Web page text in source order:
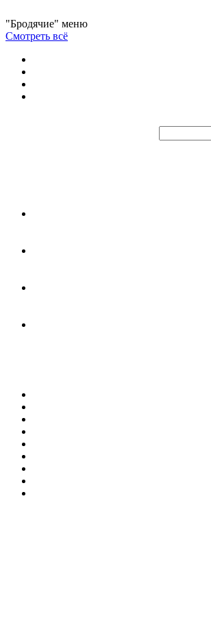
"Бродячие" меню
Смотреть всё